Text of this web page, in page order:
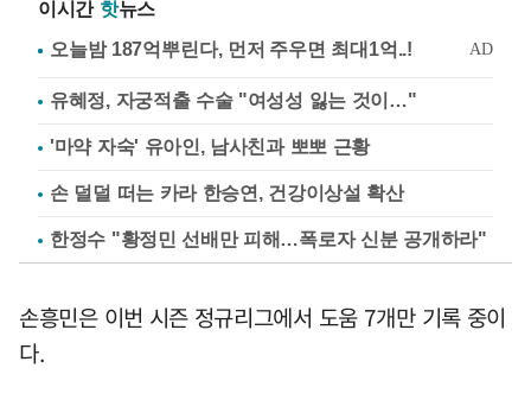
이시간 핫뉴스
유혜정, 자궁적출 수술 "여성성 잃는 것이…"
'마약 자숙' 유아인, 남사친과 뽀뽀 근황
손 덜덜 떠는 카라 한승연, 건강이상설 확산
한정수 "황정민 선배만 피해…폭로자 신분 공개하라"
손흥민은 이번 시즌 정규리그에서 도움 7개만 기록 중이
다.